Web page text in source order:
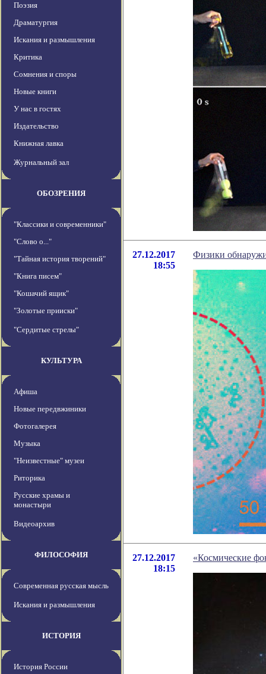
Поэзия
Драматургия
Искания и размышления
Критика
Сомнения и споры
Новые книги
У нас в гостях
Издательство
Книжная лавка
Журнальный зал
ОБОЗРЕНИЯ
"Классики и современники"
"Слово о..."
"Тайная история творений"
"Книга писем"
"Кошачий ящик"
"Золотые прииски"
"Сердитые стрелы"
КУЛЬТУРА
Афиша
Новые передвжиники
Фотогалерея
Музыка
"Неизвестные" музеи
Риторика
Русские храмы и
монастыри
Видеоархив
ФИЛОСОФИЯ
Современная русская мысль
Искания и размышления
ИСТОРИЯ
История России
27.12.2017
18:55
Физики
27.12.2017
18:15
«Космические